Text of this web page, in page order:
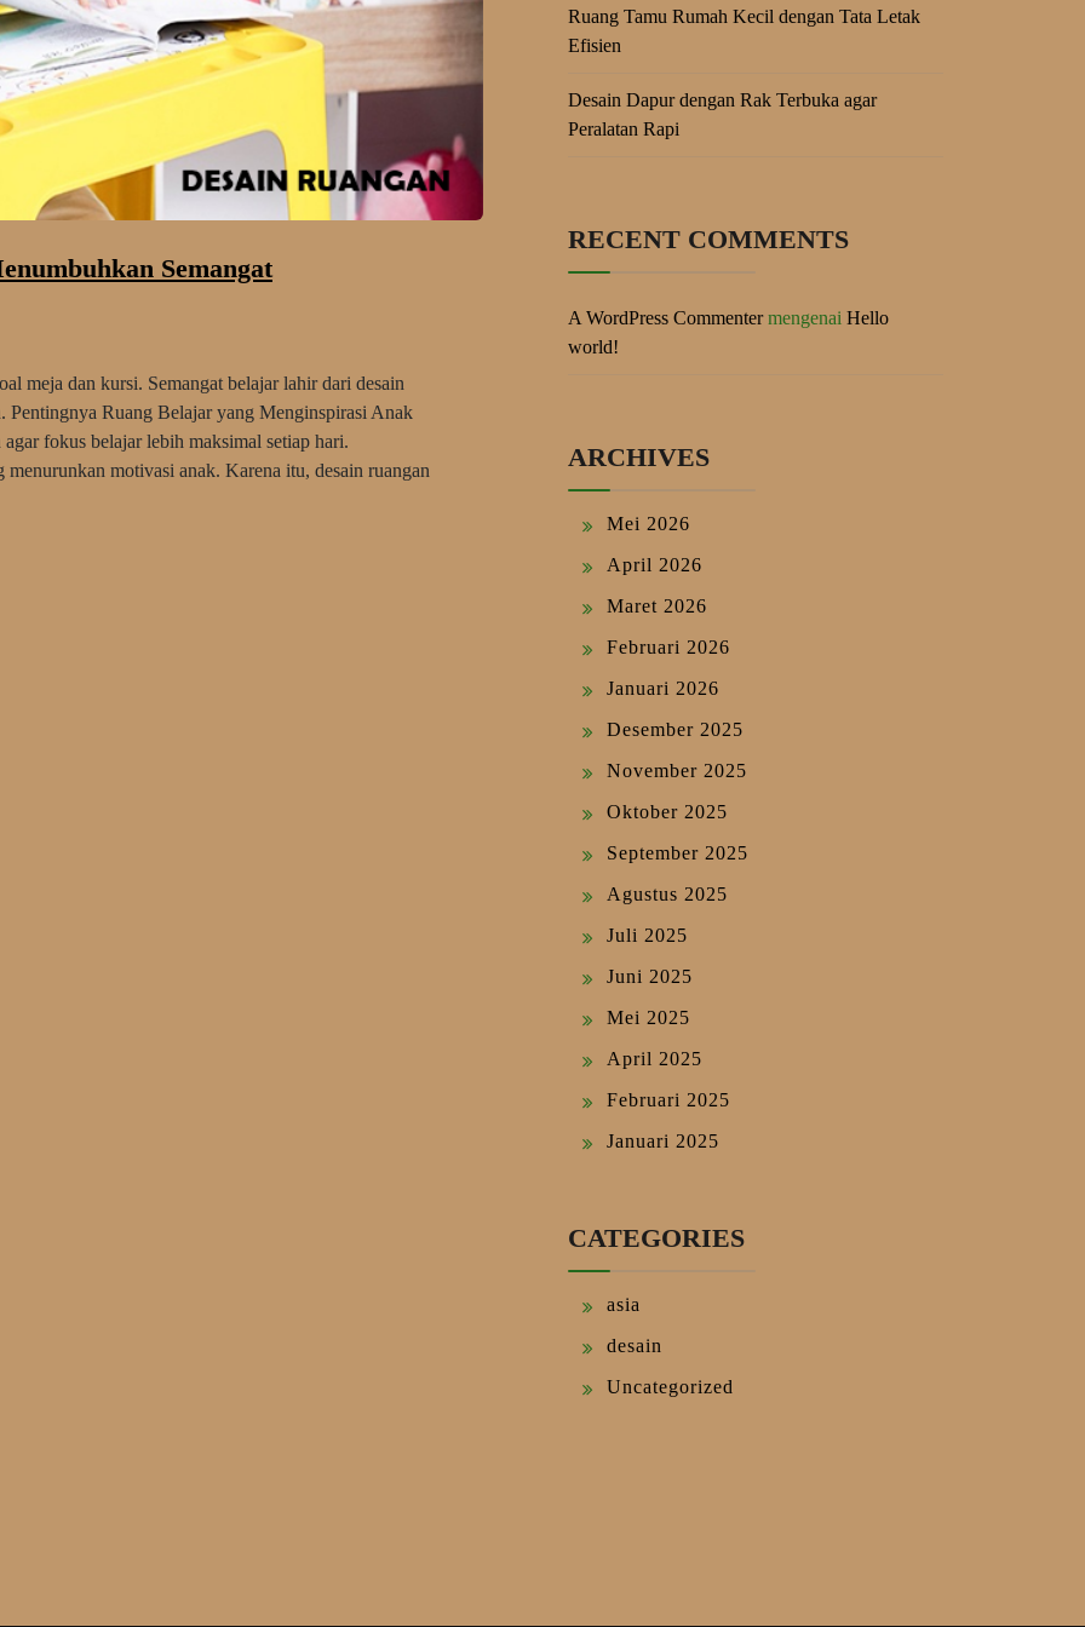
Semangat
meja dan kursi. Semangat belajar lahir dari desain
Pentingnya Ruang Belajar yang Menginspirasi Anak
fokus belajar lebih maksimal setiap hari.
motivasi anak. Karena itu, desain ruangan
Ruang Tamu Rumah Kecil dengan Tata Letak
Efisien
Desain Dapur dengan Rak Terbuka agar
Peralatan Rapi
RECENT COMMENTS
A WordPress Commentermengenai Hello
world!
ARCHIVES
Mei 2026
April 2026
Maret 2026
Februari 2026
Januari 2026
Desember 2025
November 2025
Oktober 2025
September 2025
Agustus 2025
Juli 2025
Juni 2025
Mei 2025
April 2025
Februari 2025
Januari 2025
CATEGORIES
asia
desain
Uncategorized